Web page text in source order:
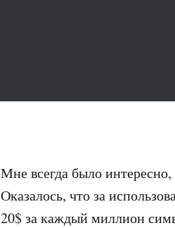
Мне всегда было
Оказалось, что за
20$ за каждый миллион